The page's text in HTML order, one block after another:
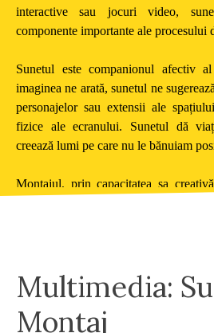
interactive sau jocuri video,
componente importante ale procesului
Sunetul este companionul afectiv
imaginea ne arată, sunetul ne
personajelor sau extensii ale
fizice ale ecranului. Sunetul dă
creează lumi pe care nu le bănuiam
Montajul, prin capacitatea sa
Prin modalitățile de desfășurare a
Multimedia:
Montaj